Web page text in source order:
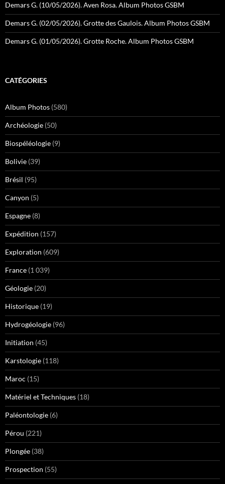
Demars G. (10/05/2026). Aven Rosa. Album Photos GSBM
Demars G. (02/05/2026). Grotte des Gaulois. Album Photos GSBM
Demars G. (01/05/2026). Grotte Roche. Album Photos GSBM
CATÉGORIES
Album Photos (580)
Archéologie (50)
Biospéléologie (9)
Bolivie (39)
Brésil (95)
Canyon (5)
Espagne (8)
Expédition (157)
Exploration (609)
France (1 039)
Géologie (20)
Historique (19)
Hydrogéologie (96)
Initiation (45)
Karstologie (118)
Maroc (15)
Matériel et Techniques (18)
Paléontologie (6)
Pérou (221)
Plongée (38)
Prospection (55)